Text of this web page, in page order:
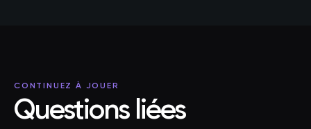
CONTINUEZ À JOUER
Questions liées